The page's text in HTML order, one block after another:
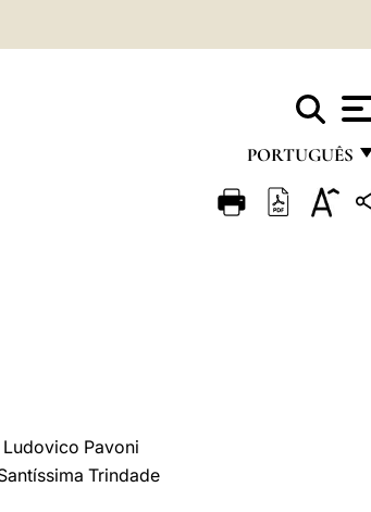
PORTUGUÊS
FRANÇAIS
Pavoni
Trindade